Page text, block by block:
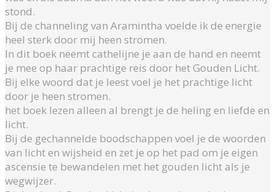
stond.
Bij de channeling van Aramintha voelde ik de energie
heel sterk door mij heen stromen.
In dit boek neemt cathelijne je aan de hand en neemt
je mee op haar prachtige reis door het Gouden Licht.
Bij elke woord dat je leest voel je het prachtige licht
door je heen stromen.
het boek lezen alleen al brengt je de heling en liefde en
licht.
Bij de gechannelde boodschappen voel je de woorden
van licht en wijsheid en zet je op het pad om je eigen
ascensie te bewandelen met het gouden licht als je
wegwijzer.